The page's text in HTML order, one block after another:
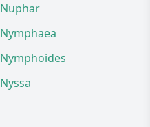
Nuphar
Nymphaea
Nymphoides
Nyssa